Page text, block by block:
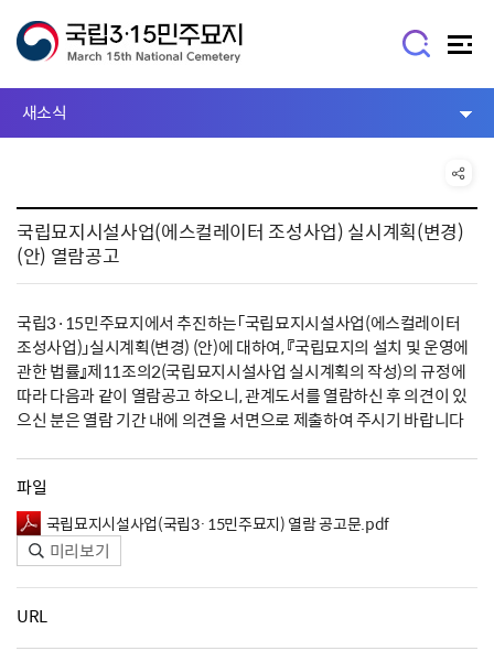
새소식
국립묘지시설사업(에스컬레이터 조성사업) 실시계획(변경)
(안) 열람공고
국립3·15민주묘지에서 추진하는「국립묘지시설사업(에스컬레이터
조성사업)」실시계획(변경) (안)에 대하여, 『국립묘지의 설치 및 운영에
관한 법률』제11조의2(국립묘지시설사업 실시계획의 작성)의 규정에
따라 다음과 같이 열람공고 하오니, 관계도서를 열람하신 후 의견이 있
으신 분은 열람 기간 내에 의견을 서면으로 제출하여 주시기 바랍니다
파일
국립묘지시설사업(국립3·15민주묘지) 열람 공고문.pdf
미리보기
URL